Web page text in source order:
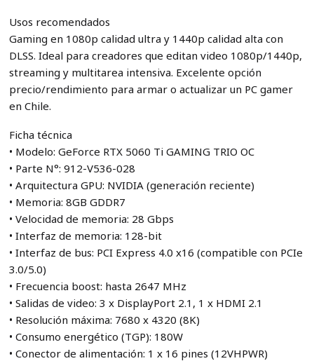
Usos recomendados
Gaming en 1080p calidad ultra y 1440p calidad alta con
DLSS. Ideal para creadores que editan video 1080p/1440p,
streaming y multitarea intensiva. Excelente opción
precio/rendimiento para armar o actualizar un PC gamer
en Chile.
Ficha técnica
• Modelo: GeForce RTX 5060 Ti GAMING TRIO OC
• Parte N°: 912-V536-028
• Arquitectura GPU: NVIDIA (generación reciente)
• Memoria: 8GB GDDR7
• Velocidad de memoria: 28 Gbps
• Interfaz de memoria: 128-bit
• Interfaz de bus: PCI Express 4.0 x16 (compatible con PCIe
3.0/5.0)
• Frecuencia boost: hasta 2647 MHz
• Salidas de video: 3 x DisplayPort 2.1, 1 x HDMI 2.1
• Resolución máxima: 7680 x 4320 (8K)
• Consumo energético (TGP): 180W
• Conector de alimentación: 1 x 16 pines (12VHPWR)